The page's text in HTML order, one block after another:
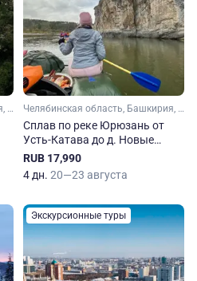
Челябинская область, Башкирия, Урал Челябинская область, Башкирия, Урал
Сплав по реке Юрюзань от
Усть-Катава до д. Новые
Каратавлы
RUB 17,990
4 дн. 20—23 августа
Экскурсионные туры